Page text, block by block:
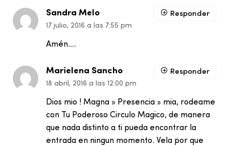
Sandra Melo
17 julio, 2016 a las 7:55 pm
Amén….
Responder
Marielena Sancho
18 abril, 2016 a las 12:00 pm
Dios mio ! Magna » Presencia » mia, rodeame
con Tu Poderoso Circulo Magico, de manera
que nada distinto a ti pueda encontrar la
entrada en ningun momento. Vela por que
Responder